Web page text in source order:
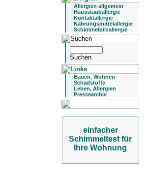
Allergien allgemein
Hausstauballergie
Kontaktallergie
Nahrungsmittelallergie
Schimmelpilzallergie
Bauen, Wohnen
Schadstoffe
Leben, Allergien
Pressearchiv
einfacher
Schimmeltest für
Ihre Wohnung